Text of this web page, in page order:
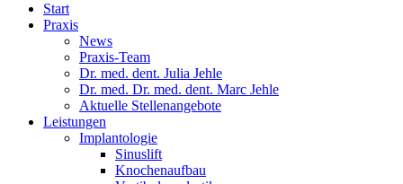
Start
Praxis
News
Praxis-Team
Dr. med. dent. Julia Jehle
Dr. med. Dr. med. dent. Marc Jehle
Aktuelle Stellenangebote
Leistungen
Implantologie
Sinuslift
Knochenaufbau